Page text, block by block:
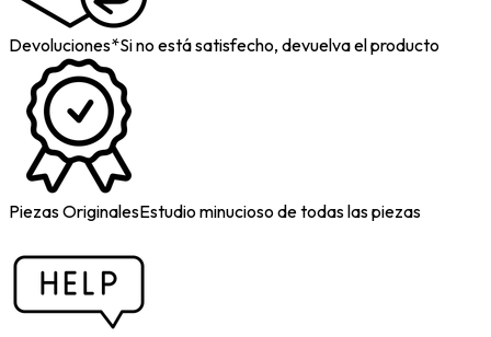
Devoluciones*Si no está satisfecho, devuelva el producto
Piezas OriginalesEstudio minucioso de todas las piezas